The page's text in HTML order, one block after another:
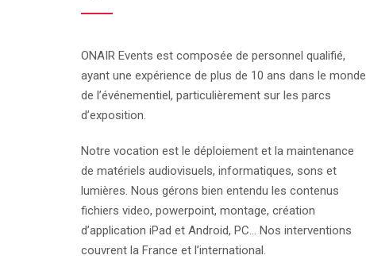
ONAIR Events est composée de personnel qualifié,
ayant une expérience de plus de 10 ans dans le monde
de l’événementiel, particulièrement sur les parcs
d’exposition.
Notre vocation est le déploiement et la maintenance
de matériels audiovisuels, informatiques, sons et
lumières. Nous gérons bien entendu les contenus
fichiers video, powerpoint, montage, création
d’application iPad et Android, PC… Nos interventions
couvrent la France et l’international.